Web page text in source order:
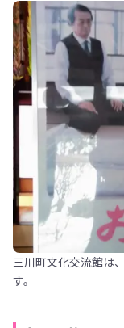
三川町文化交流館は
す。